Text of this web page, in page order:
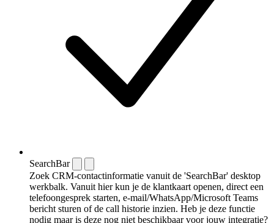
SearchBar
Zoek CRM-contactinformatie vanuit de 'SearchBar' desktop
werkbalk. Vanuit hier kun je de klantkaart openen, direct een
telefoongesprek starten, e-mail/WhatsApp/Microsoft Teams
bericht sturen of de call historie inzien. Heb je deze functie
nodig maar is deze nog niet beschikbaar voor jouw integratie?